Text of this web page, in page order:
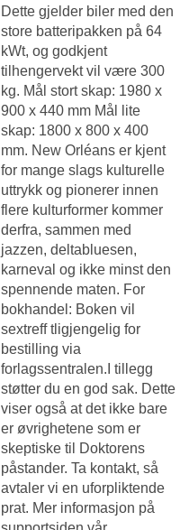
Dette gjelder biler med den
store batteripakken på 64
kWt, og godkjent
tilhengervekt vil være 300
kg. Mål stort skap: 1980 x
900 x 440 mm Mål lite
skap: 1800 x 800 x 400
mm. New Orléans er kjent
for mange slags kulturelle
uttrykk og pionerer innen
flere kulturformer kommer
derfra, sammen med
jazzen, deltabluesen,
karneval og ikke minst den
spennende maten. For
bokhandel: Boken vil
sextreff tligjengelig for
bestilling via
forlagssentralen.I tillegg
støtter du en god sak. Dette
viser også at det ikke bare
er øvrighetene som er
skeptiske til Doktorens
påstander. Ta kontakt, så
avtaler vi en uforpliktende
prat. Mer informasjon på